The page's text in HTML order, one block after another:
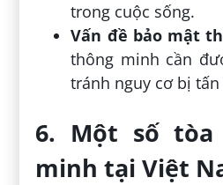
trong cuộc sống.
Vấn đề bảo mật
thông minh cần
tránh nguy cơ bị
6. Một số
minh tại Việt